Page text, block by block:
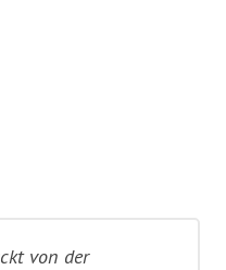
von der